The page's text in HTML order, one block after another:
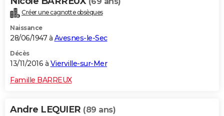
Créer une cagnotte obsèques
Naissance
28/06/1947 à Avesnes-le-Sec
Décès
13/11/2016 à Vierville-sur-Mer
Famille BARREUX
Andre LEQUIER (89 ans)